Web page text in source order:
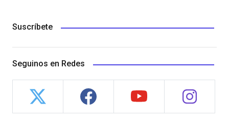
Suscríbete
Seguinos en Redes